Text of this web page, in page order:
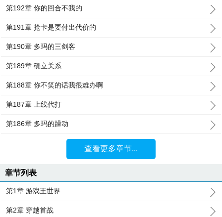
第192章 你的回合不我的
第191章 抢卡是要付出代价的
第190章 多玛的三剑客
第189章 确立关系
第188章 你不笑的话我很难办啊
第187章 上线代打
第186章 多玛的躁动
查看更多章节...
章节列表
第1章 游戏王世界
第2章 穿越首战